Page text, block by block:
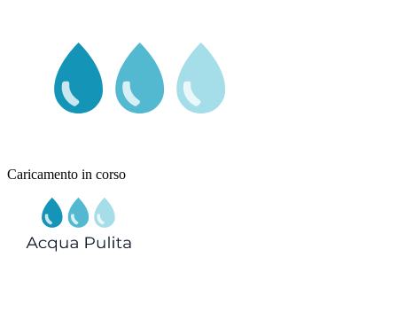
Caricamento in corso